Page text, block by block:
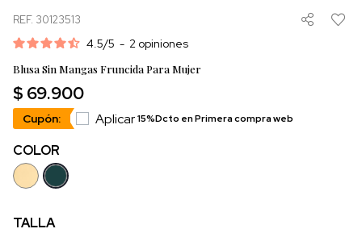
REF. 30123513
4.5/5 - 2 opiniones
Blusa Sin Mangas Fruncida Para Mujer
$ 69.900
Cupón: Aplicar15%Dcto en Primera compra web
COLOR
TALLA